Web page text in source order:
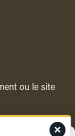
ou le site
×